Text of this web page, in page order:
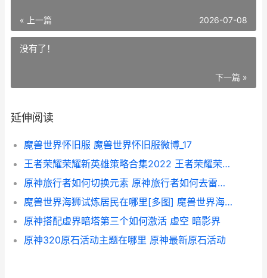
« 上一篇 2026-07-08
没有了！
下一篇 »
延伸阅读
魔兽世界怀旧服 魔兽世界怀旧服微博_17
王者荣耀荣耀新英雄策略合集2022 王者荣耀荣耀新皮肤
原神旅行者如何切换元素 原神旅行者如何去雷神岛的
魔兽世界海狮试炼居民在哪里[多图] 魔兽世界海狮试炼海狮坠饰在哪
原神搭配虚界暗塔第三个如何激活 虚空 暗影界
原神320原石活动主题在哪里 原神最新原石活动